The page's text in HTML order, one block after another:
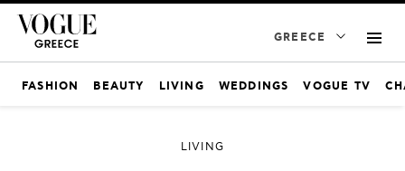
GREECE
FASHION BEAUTY LIVING WEDDINGS VOGUE TV
LIVING